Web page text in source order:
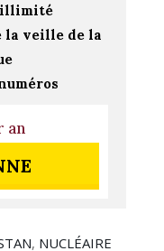
illimité
la veille de la
an
, NUCLÉAIRE